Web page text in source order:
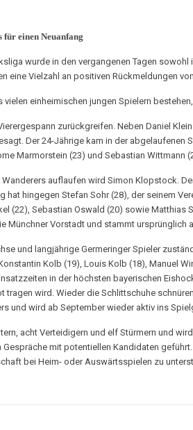
einen Neuanfang
wurde in den vergangenen Tagen
eine Vielzahl an positiven Rückmeldungen
einheimischen jungen Spielern
zurückgreifen. Neben Daniel
Der 24-Jährige kam in der abgelaufenen
Marmorstein (23) und Sebastian Wittmann
auflaufen wird Simon Klopstock.
hingegen Stefan Sohr (28), der seinem
(22), Sebastian Oswald (20) sowie
Münchner Vorstadt und stammt ursprünglich
und langjährige Germeringer Spieler
Kolb (19), Louis Kolb (18), Manuel
in der höchsten bayerischen
tragen wird. Wieder die Schlittschuhe
und wird ab September wieder aktiv ins
acht Verteidigern und elf Stürmern und
mit potentiellen Kandidaten
bei Heim- oder Auswärtsspielen zu